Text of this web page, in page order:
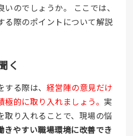
のでしょうか。 ここでは、
る際のポイントについて解説
く
る際は、 経営陣の意見だけ
的に取り入れましょう。 実
取り入れることで、現場の悩
きやすい職場環境に改善でき